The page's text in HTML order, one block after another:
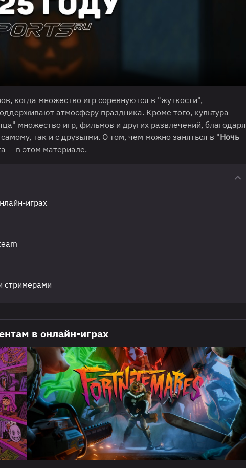
когда множество игр соревнуются в "жуткости",
атмосферу праздника. Кроме того, культура
множество игр, фильмов и других развлечений, благодаря
так и с друзьями. О том, чем можно заняться в "Ночь
— в этом материале.
играх
стримерами
в онлайн-играх